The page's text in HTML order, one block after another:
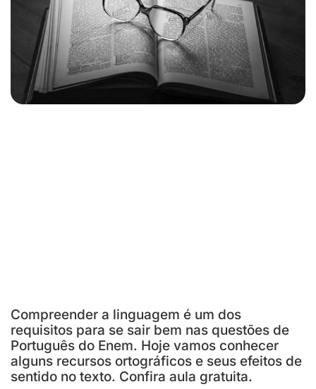
Compreender a linguagem é um dos
requisitos para se sair bem nas questões de
Português do Enem. Hoje vamos conhecer
alguns recursos ortográficos e seus efeitos de
sentido no texto. Confira aula gratuita.